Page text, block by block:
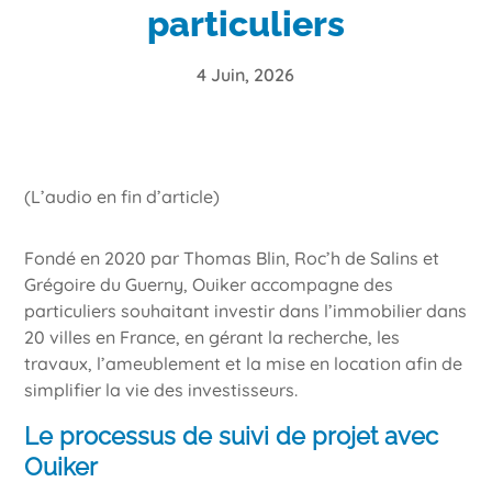
particuliers
4 Juin, 2026
(L’audio en fin d’article)
Fondé en 2020 par Thomas Blin, Roc’h de Salins et
Grégoire du Guerny, Ouiker accompagne des
particuliers souhaitant investir dans l’immobilier dans
20 villes en France, en gérant la recherche, les
travaux, l’ameublement et la mise en location afin de
simplifier la vie des investisseurs.
Le processus de suivi de projet avec
Ouiker